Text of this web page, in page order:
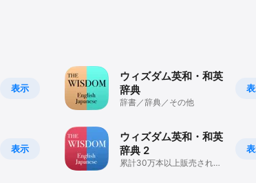
学習、大学受験からビジネスまで、英語を学ぶすべての方々
現など、豊富な用例を収録。
文」と段階的に提示。
といったよりナチュラルな英文なども併記しています。
表示
表示
ウィズダム英和・和英
辞典
辞書／辞典／その他
ウィズダム英和・和英
辞典 2
累計30万本以上販売されて